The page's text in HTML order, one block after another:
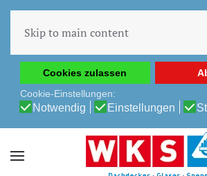
Erfahrung auf unserer Website zu
Cookie-Richtlinie
Datenschutz-
Cookies zulassen
Cookie-Einstellungen:
Notwendig Einstellungen
Skip to main content